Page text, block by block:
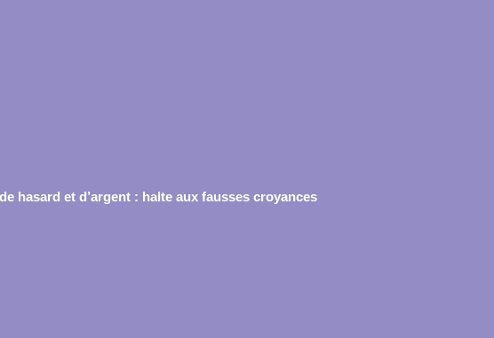
hasard et d’argent : halte aux fausses croyances